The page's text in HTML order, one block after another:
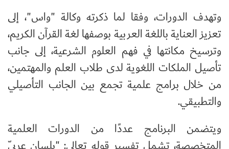
وتهدف الدورات، وفقا لما ذكرته وكالة "واس"، إلى
تعزيز العناية باللغة العربية بوصفها لغة القرآن الكريم،
وترسيخ مكانتها في فهم العلوم الشرعية، إلى جانب
تأصيل الملكات اللغوية لدى طلاب العلم والمهتمين،
من خلال برامج علمية تجمع بين الجانب التأصيلي
والتطبيقي.
ويتضمن البرنامج عددًا من الدورات العلمية